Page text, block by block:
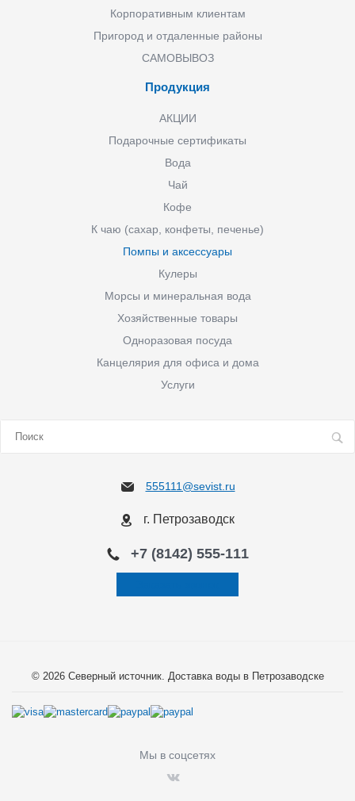
Корпоративным клиентам
Пригород и отдаленные районы
САМОВЫВОЗ
Продукция
АКЦИИ
Подарочные сертификаты
Вода
Чай
Кофе
К чаю (сахар, конфеты, печенье)
Помпы и аксессуары
Кулеры
Морсы и минеральная вода
Хозяйственные товары
Одноразовая посуда
Канцелярия для офиса и дома
Услуги
555111@sevist.ru
г. Петрозаводск
+7 (8142) 555-111
© 2026 Северный источник. Доставка воды в Петрозаводске
Мы в соцсетях